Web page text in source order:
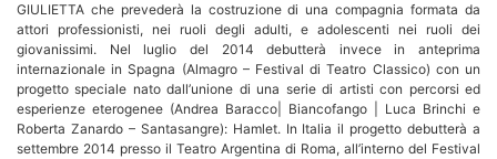
GIULIETTA che prevederà la costruzione di una compagnia formata da
attori professionisti, nei ruoli degli adulti, e adolescenti nei ruoli dei
giovanissimi. Nel luglio del 2014 debutterà invece in anteprima
internazionale in Spagna (Almagro – Festival di Teatro Classico) con un
progetto speciale nato dall’unione di una serie di artisti con percorsi ed
esperienze eterogenee (Andrea Baracco| Biancofango | Luca Brinchi e
Roberta Zanardo – Santasangre): Hamlet. In Italia il progetto debutterà a
settembre 2014 presso il Teatro Argentina di Roma, all’interno del Festival